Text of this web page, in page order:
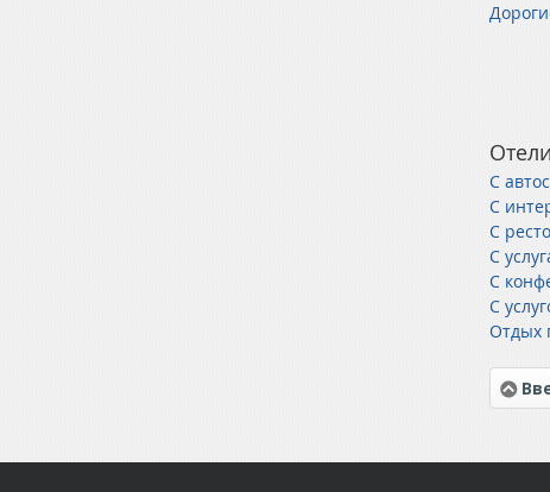
С
С
С
С
С
С
Отдых